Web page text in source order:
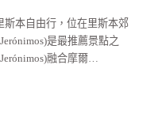
斯本自由行，位在里斯本郊
是最推薦景點之
融合摩爾…